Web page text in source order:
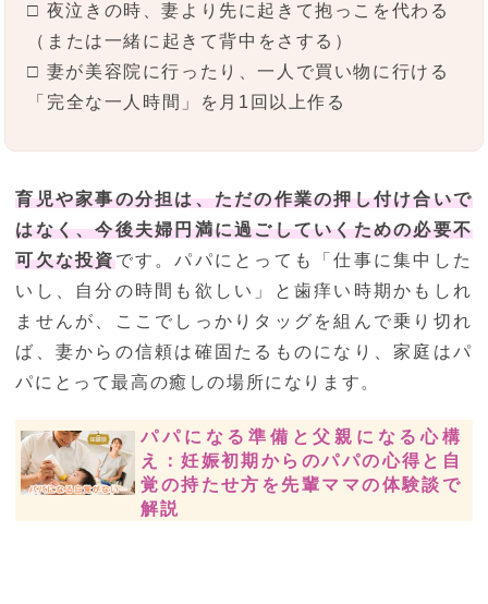
□ 夜泣きの時、妻より先に起きて抱っこを代わる
（または一緒に起きて背中をさする）
□ 妻が美容院に行ったり、一人で買い物に行ける
「完全な一人時間」を月1回以上作る
育児や家事の分担は、ただの作業の押し付け合いで
はなく、今後夫婦円満に過ごしていくための必要不
可欠な投資です。パパにとっても「仕事に集中した
いし、自分の時間も欲しい」と歯痒い時期かもしれ
ませんが、ここでしっかりタッグを組んで乗り切れ
ば、妻からの信頼は確固たるものになり、家庭はパ
パにとって最高の癒しの場所になります。
パパになる準備と父親になる心構
え：妊娠初期からのパパの心得と自
覚の持たせ方を先輩ママの体験談で
解説